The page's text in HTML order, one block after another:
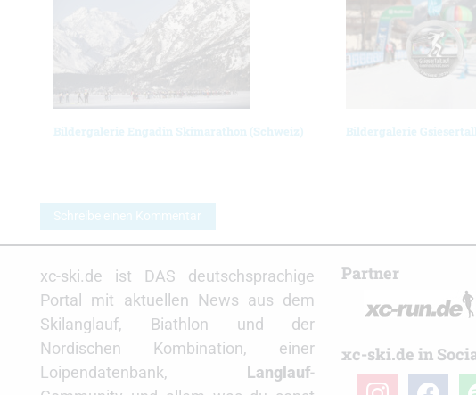
Bildergalerie Engadin Skimarathon (Schweiz) Bildergalerie
Schreibe einen Kommentar
xc-ski.de ist DAS deutschsprachige
Portal mit aktuellen News aus dem
Skilanglauf, Biathlon und der
Nordischen Kombination, einer
Loipendatenbank, Langlauf-
Partner
xc-ski.de in
instagramfacebook